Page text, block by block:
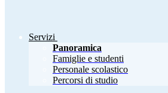
Servizi
Panoramica
Famiglie e studenti
Personale scolastico
Percorsi di studio